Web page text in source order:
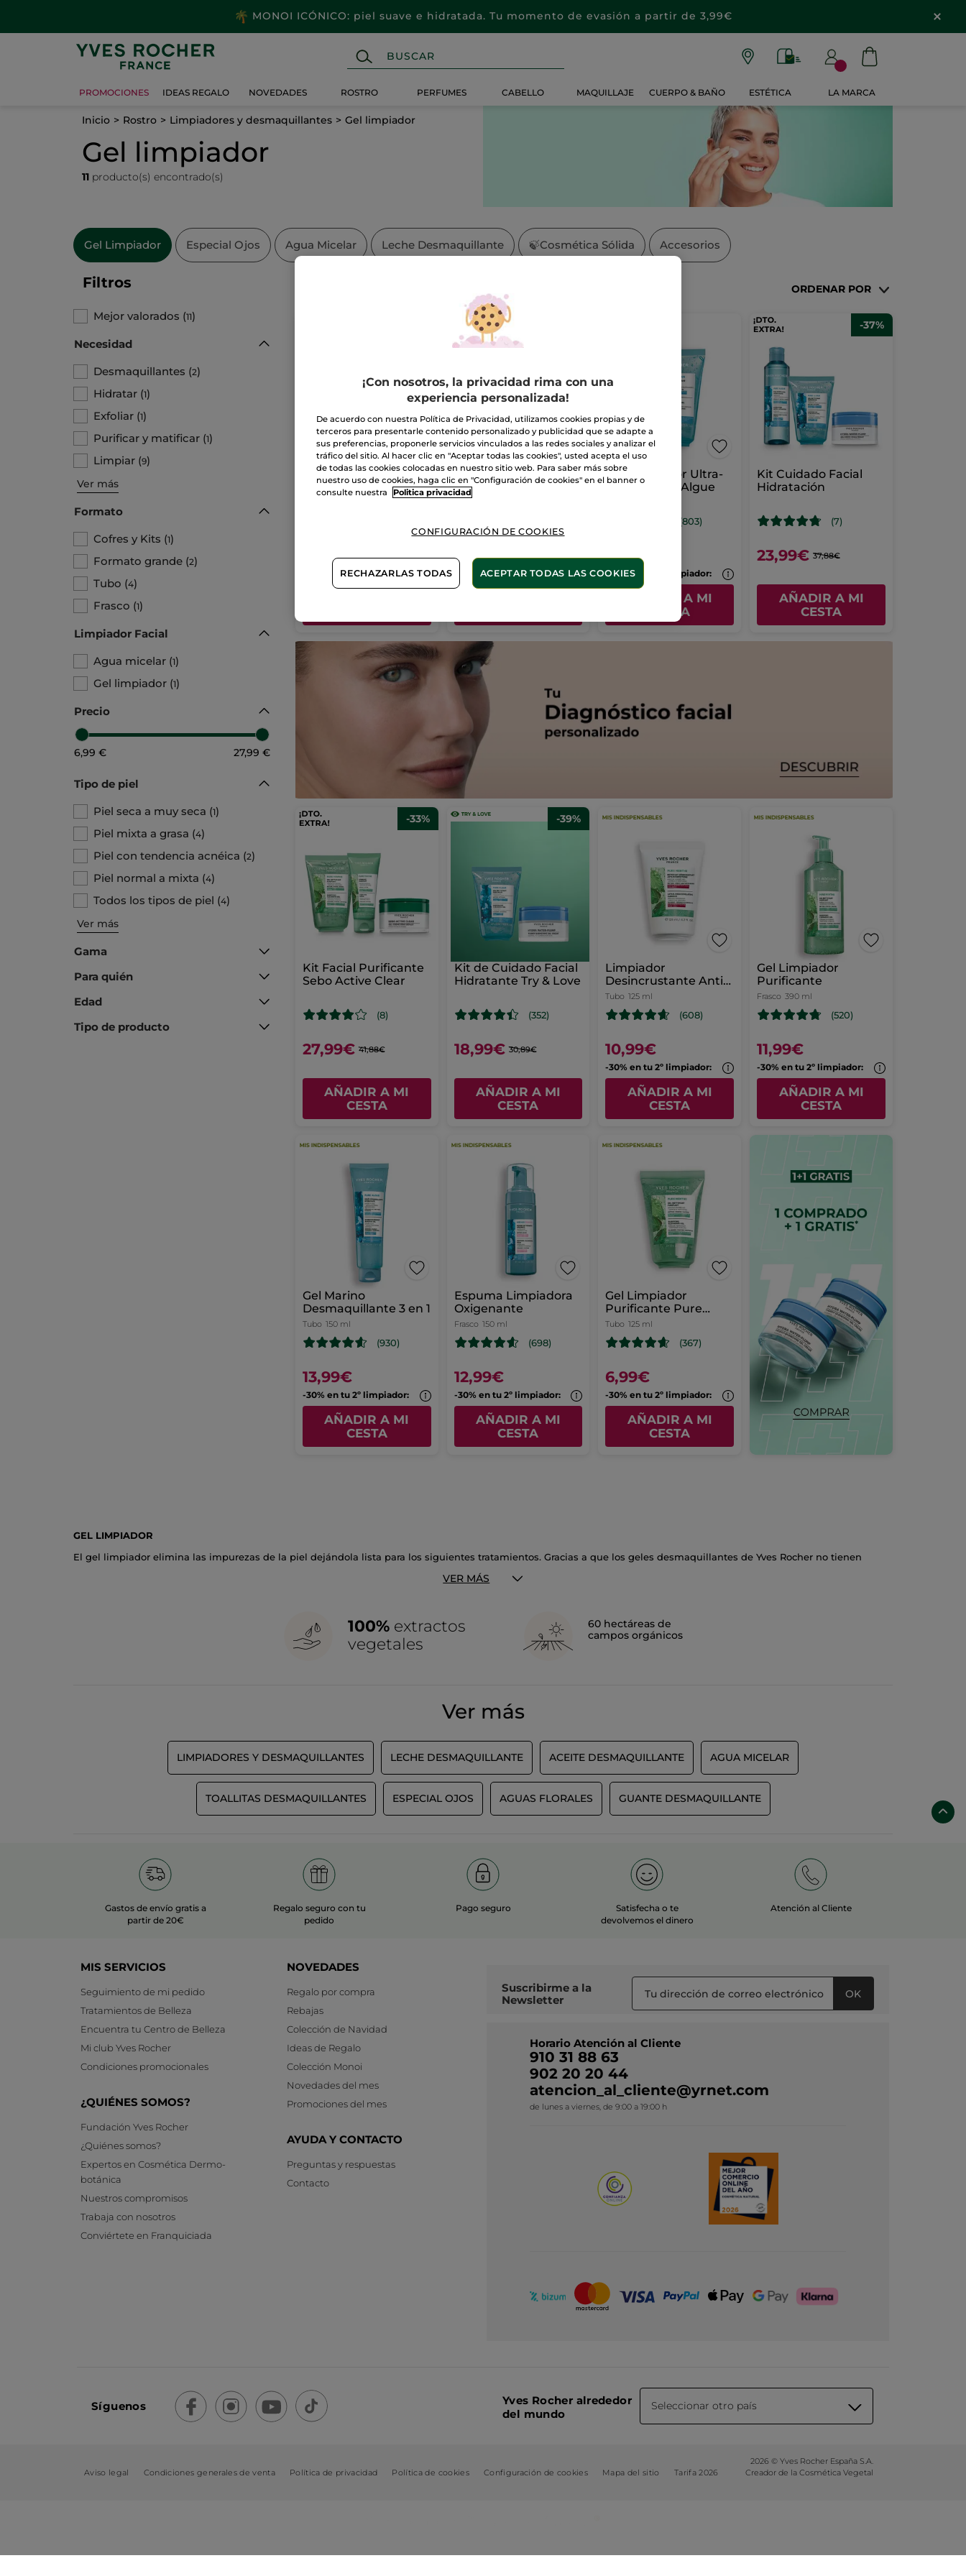
MONOI ICÓNICO: piel suave e hidratada. Tu momento de evasión a partir de 3,99€
PROMOCIONES IDEAS REGALO NOVEDADES ROSTRO PERFUMES CABELLO MAQUILLAJE CUERPO & BAÑO ESTÉTICA LA MARCA
Inicio Rostro Limpiadores y desmaquillantes Gel limpiador
Gel limpiador
11 producto(s) encontrado(s)
Gel Limpiador Especial Ojos Agua Micelar Leche Desmaquillante 🍃Cosmética Sólida Accesorios
Filtros
Mejor valorados (11)
Necesidad
Desmaquillantes (2)
Hidratar (1)
Exfoliar (1)
Purificar y matificar (1)
Limpiar (9)
Ver más
Formato
Cofres y Kits (1)
Formato grande (2)
Tubo (4)
Frasco (1)
Limpiador Facial
Agua micelar (1)
Gel limpiador (1)
Precio
6,99 € 27,99 €
Tipo de piel
Piel seca a muy seca (1)
Piel mixta a grasa (4)
Piel con tendencia acnéica (2)
Piel normal a mixta (4)
Todos los tipos de piel (4)
Ver más
Gama
Para quién
Edad
Tipo de producto
ORDENAR POR
Gel Limpiador Ultra-
frescor
11,99€
-30% en tu 2º limpiador:
Limpiador Sólido
Rostro
9,99€
-30% en tu 2º limpiador:
Gel Limpiador Ultra-
frescor Pure Algue
(803)
6,99€
-30% en tu 2º limpiador:
AÑADIR A MI
CESTA
-37%
Kit Cuidado Facial
Hidratación
(7)
23,99€ 37,88€
AÑADIR A MI
CESTA
-33%
Kit Facial Purificante
Sebo Active Clear
(8)
27,99€ 41,88€
AÑADIR A MI
CESTA
-39%
Kit de Cuidado Facial
Hidratante Try & Love
(352)
18,99€ 30,89€
AÑADIR A MI
CESTA
Limpiador
Desincrustante Anti-
puntos negros
Tubo 125 ml
(608)
10,99€
-30% en tu 2º limpiador:
AÑADIR A MI
CESTA
Gel Limpiador
Purificante
Frasco 390 ml
(520)
11,99€
-30% en tu 2º limpiador:
AÑADIR A MI
CESTA
Gel Marino
Desmaquillante 3 en 1
Tubo 150 ml
(930)
13,99€
-30% en tu 2º limpiador:
AÑADIR A MI
CESTA
Espuma Limpiadora
Oxigenante
Frasco 150 ml
(698)
12,99€
-30% en tu 2º limpiador:
AÑADIR A MI
CESTA
Gel Limpiador
Purificante Pure
Menthe
Tubo 125 ml
(367)
6,99€
-30% en tu 2º limpiador:
AÑADIR A MI
CESTA
GEL LIMPIADOR
El gel limpiador elimina las impurezas de la piel dejándola lista para los siguientes tratamientos. Gracias a que los geles desmaquillantes de Yves Rocher no tienen
Aplicar el producto en la palma de la mano. Con una pequeña cantidad es suficiente para notar su efectividad.
Extiende el gel limpiador sobre la piel húmeda y masajea el rostro con suaves movimientos.
Enjuaga con abundante agua y seca suavemente con una toalla.
Una rutina de belleza pasa por una piel limpia en profundidad, y para ello en Yves Rocher contamos con un
Gel limpiador para pieles mixtas:el gel limpiador desincrustante limpia la piel y elimina los puntos negros gracias a la Hierbabuena Bio y sus propiedades
Gel facial para pieles secas y apagadas:el gel limpiador ultra frescor formulado con Micro Alga Tetraselmis, con propiedades oxigenantes, limpia y refresca la piel
plus de oxigenación y frescura.
geles desmaquillantesestán formulados con ingredientes naturales que cuidan de tu piel y del planeta, pero nuestro compromiso con el medioambiente va
En Yves Rocher podrás encontrar el
l para lucir una piel perfecta. ¡Descubre el tuyo!
VER MÁS
100% extractos
vegetales
60 hectáreas de
campos orgánicos
Ver más
LIMPIADORES Y DESMAQUILLANTES LECHE DESMAQUILLANTE ACEITE DESMAQUILLANTE AGUA MICELAR
TOALLITAS DESMAQUILLANTES ESPECIAL OJOS AGUAS FLORALES GUANTE DESMAQUILLANTE
Gastos de envío gratis a
partir de 20€
Regalo seguro con tu
pedido
Pago seguro
Satisfecha o te
devolvemos el dinero
Atención al Cliente
MIS SERVICIOS
Seguimiento de mi pedido
Tratamientos de Belleza
Encuentra tu Centro de Belleza
Mi club Yves Rocher
Condiciones promocionales
¿QUIÉNES SOMOS?
Fundación Yves Rocher
¿Quiénes somos?
Expertos en Cosmética Dermo-
botánica
Nuestros compromisos
Trabaja con nosotros
Conviértete en Franquiciada
NOVEDADES
Regalo por compra
Rebajas
Colección de Navidad
Ideas de Regalo
Colección Monoi
Novedades del mes
Promociones del mes
AYUDA Y CONTACTO
Preguntas y respuestas
Contacto
Suscribirme a la
Newsletter
OK
Horario Atención al Cliente
910 31 88 63
902 20 20 44
atencion_al_cliente@yrnet.com
de lunes a viernes, de 9:00 a 19:00 h
Síguenos
Yves Rocher alrededor
del mundo
Seleccionar otro país
Aviso legal Condiciones generales de venta Política de privacidad Política de cookies Configuración de cookies Mapa del sitio Tarifa 2026
2026 © Yves Rocher España S.A.
Creador de la Cosmética Vegetal
¡Con nosotros, la privacidad rima con una
experiencia personalizada!
De acuerdo con nuestra Política de Privacidad, utilizamos cookies propias y de
terceros para presentarle contenido personalizado y publicidad que se adapte a
sus preferencias, proponerle servicios vinculados a las redes sociales y analizar el
tráfico del sitio. Al hacer clic en "Aceptar todas las cookies", usted acepta el uso
de todas las cookies colocadas en nuestro sitio web. Para saber más sobre
nuestro uso de cookies, haga clic en "Configuración de cookies" en el banner o
consulte nuestra
Politica privacidad
CONFIGURACIÓN DE COOKIES
RECHAZARLAS TODAS ACEPTAR TODAS LAS COOKIES